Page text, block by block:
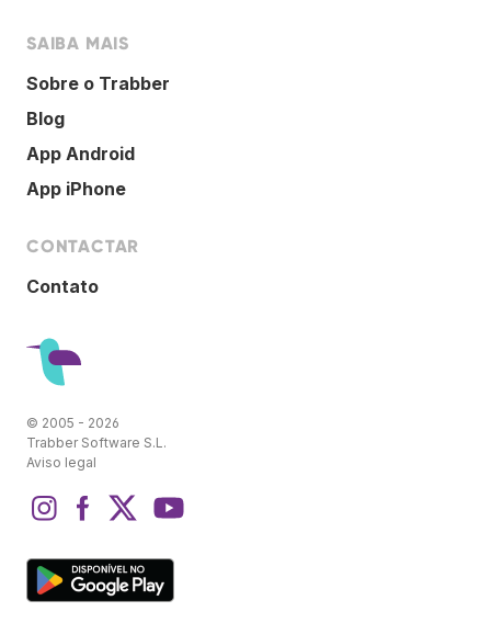
SAIBA MAIS
Sobre o Trabber
Blog
App Android
App iPhone
CONTACTAR
Contato
© 2005 - 2026
Trabber Software S.L.
Aviso legal